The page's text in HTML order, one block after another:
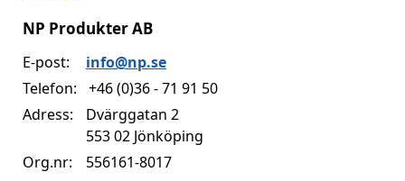
NP Produkter AB
E-post:
info@np.se
Telefon:
+46 (0)36 - 71 91 50
Adress:
Dvärggatan 2
553 02 Jönköping
Org.nr:
556161-8017